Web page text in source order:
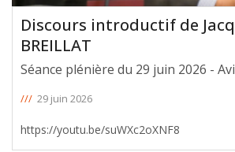
Discours introductif de
BREILLAT
Séance plénière du 29 juin 2026 -
/// 29 juin 2026
https://youtu.be/suWXc2oXNF8